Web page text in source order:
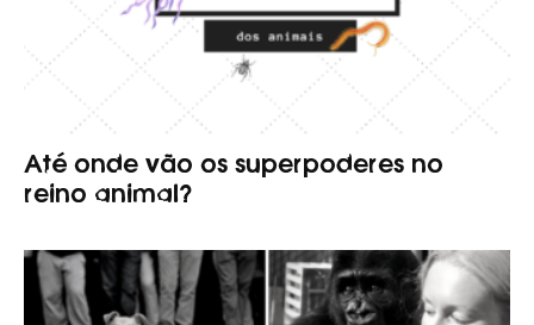
Até onde vão os superpoderes no
reino animal?